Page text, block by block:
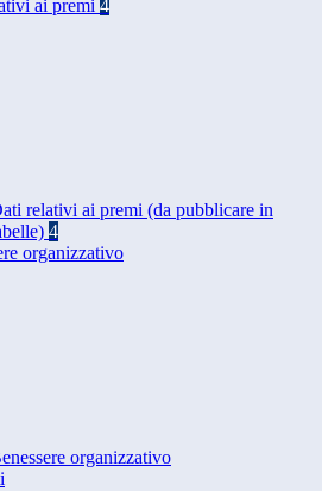
ai premi 4
relativi ai premi (da pubblicare in
4
organizzativo
organizzativo